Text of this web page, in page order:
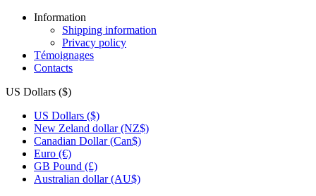
Information
Shipping information
Privacy policy
Témoignages
Contacts
US Dollars ($)
US Dollars ($)
New Zeland dollar (NZ$)
Canadian Dollar (Can$)
Euro (€)
GB Pound (£)
Australian dollar (AU$)